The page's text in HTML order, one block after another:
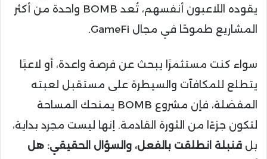
يقوده اللاعبون أنفسهم، تُعد BOMB واحدة من أكثر
المشاريع طموحًا في مجال GameFi.
سواء كنت مستثمرًا يبحث عن فرصة واعدة، أو لاعبًا
يتطلع للمكافآت والسيطرة على مستقبل لعبته
المفضلة، فإن مشروع BOMB يمنحك المساحة
لتكون جزءًا من الثورة القادمة. إنها ليست مجرد بداية،
بل قنبلة انطلقت بالفعل، والسؤال الحقيقي: هل